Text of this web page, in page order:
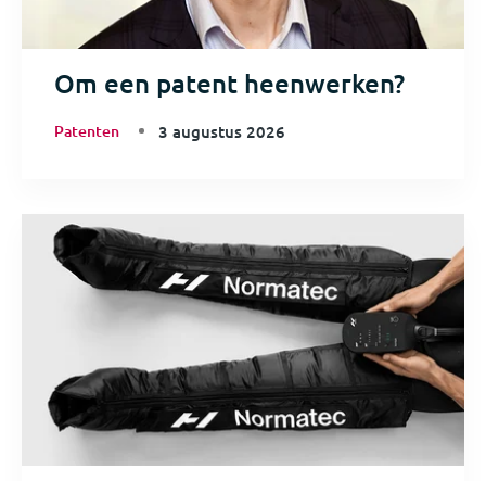
Om een patent heenwerken?
Patenten 3 augustus 2026